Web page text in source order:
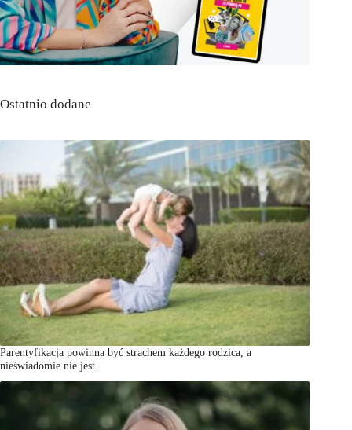
Ostatnio dodane
Parentyfikacja powinna być strachem każdego rodzica, a
nieświadomie nie jest.